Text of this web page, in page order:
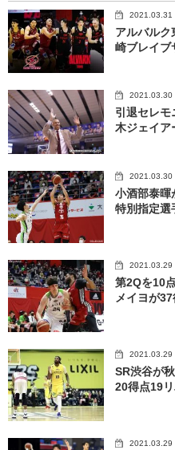
2021.03.31
アルバルク
崎ブレイブ
2021.03.30
引退セレモ
木ジェイア
2021.03.30
小酒部泰暉
特別指定選
2021.03.29
第2Qを10
メイヨが
2021.03.29
SR渋谷が
20得点19
2021.03.29